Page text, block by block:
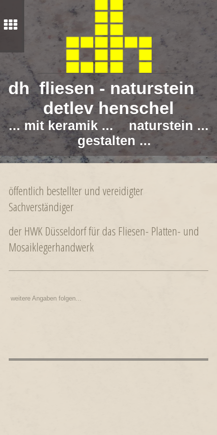
dh fliesen - naturstein
detlev henschel
... mit keramik ... naturstein ...
gestalten ...
öffentlich bestellter und vereidigter
Sachverständiger
der HWK Düsseldorf für das Fliesen- Platten- und
Mosaiklegerhandwerk
weitere Angaben folgen...